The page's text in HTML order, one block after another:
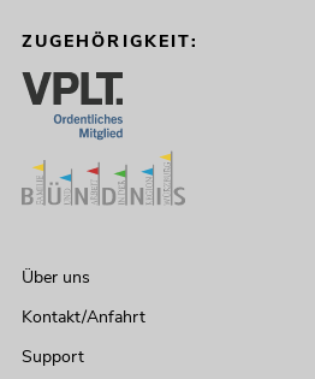
ZUGEHÖRIGKEIT:
Über uns
Kontakt/Anfahrt
Support